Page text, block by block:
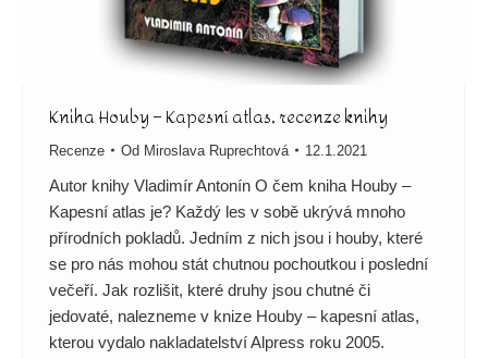
Kniha Houby – Kapesní atlas, recenze knihy
Recenze Od Miroslava Ruprechtová 12.1.2021
Autor knihy Vladimír Antonín O čem kniha Houby –
Kapesní atlas je? Každý les v sobě ukrývá mnoho
přírodních pokladů. Jedním z nich jsou i houby, které
se pro nás mohou stát chutnou pochoutkou i poslední
večeří. Jak rozlišit, které druhy jsou chutné či
jedovaté, nalezneme v knize Houby – kapesní atlas,
kterou vydalo nakladatelství Alpress roku 2005.